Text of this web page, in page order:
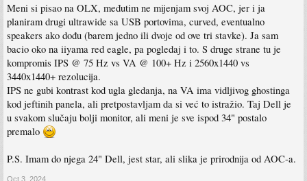
Meni si pisao na OLX, međutim ne mijenjam svoj AOC, jer i ja
planiram drugi ultrawide sa USB portovima, curved, eventualno
speakers ako dođu (barem jedno ili dvoje od ove tri stavke). Ja sam
bacio oko na iiyama red eagle, pa pogledaj i to. S druge strane tu je
kompromis IPS @ 75 Hz vs VA @ 100+ Hz i 2560x1440 vs
3440x1440+ rezolucija.
IPS ne gubi kontrast kod ugla gledanja, na VA ima vidljivog ghostinga
kod jeftinih panela, ali pretpostavljam da si već to istražio. Taj Dell je
u svakom slučaju bolji monitor, ali meni je sve ispod 34" postalo
premalo
P.S. Imam do njega 24" Dell, jest star, ali slika je prirodnija od AOC-a.
Oct 3, 2024